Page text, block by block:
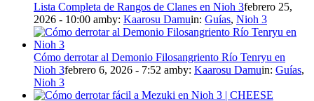
Lista Completa de Rangos de Clanes en Nioh 3febrero 25,
2026 - 10:00 amby: Kaarosu Damuin: Guías, Nioh 3
Cómo derrotar al Demonio Filosangriento Río Tenryu en
Nioh 3febrero 6, 2026 - 7:52 amby: Kaarosu Damuin: Guías,
Nioh 3